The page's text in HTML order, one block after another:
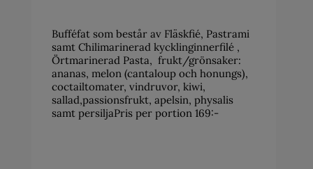
Bufféfat som består av Fläskfié, Pastrami
samt Chilimarinerad kycklinginnerfilé ,
Örtmarinerad Pasta, frukt/grönsaker:
ananas, melon (cantaloup och honungs),
coctailtomater, vindruvor, kiwi,
sallad,passionsfrukt, apelsin, physalis
samt persiljaPris per portion 169:-